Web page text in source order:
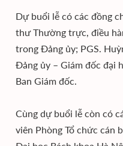
Dự buổi lễ có các đồng
thư Thường trực, điều
trong Đảng ủy; PGS.
Đảng ủy – Giám đốc đại
Ban Giám đốc.
Cùng dự buổi lễ còn có
viên Phòng Tổ chức cán